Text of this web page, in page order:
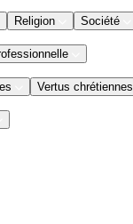
Religion Société
Vertus chrétiennes